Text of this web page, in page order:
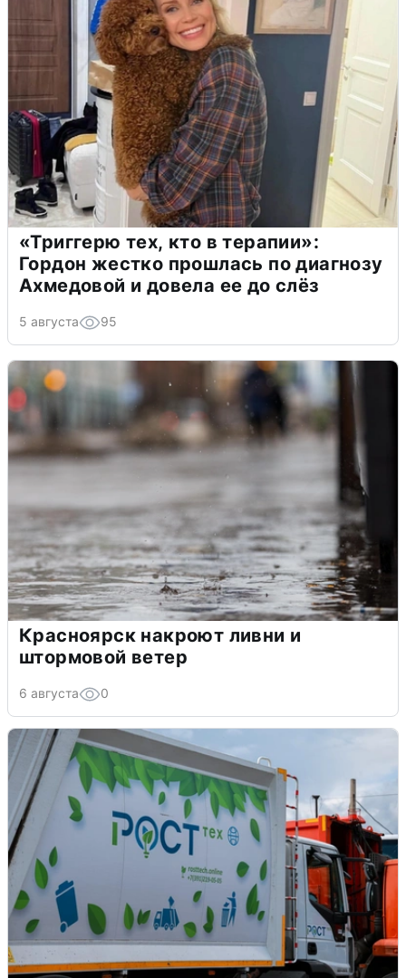
«Триггерю тех, кто в терапии»:
Гордон жестко прошлась по диагнозу
Ахмедовой и довела ее до слёз
5 августа 95
Красноярск накроют ливни и
штормовой ветер
6 августа 0